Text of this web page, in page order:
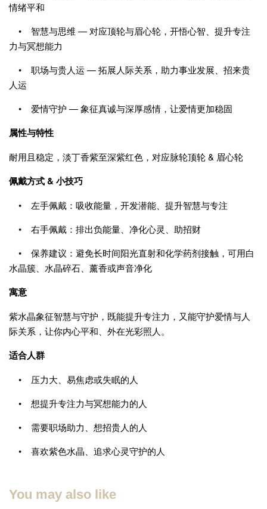
情绪平和
• 智慧与思维 — 对应顶轮与眉心轮，开悟心智、提升专注
力与冥想能力
• 职场与贵人运 — 拓展人际关系，助力事业发展、招来贵
人运
• 爱情守护 — 象征真诚与深厚感情，让爱情更加稳固
属性与特性
耐用且稳定，淡丁香紫至深紫红色，对应脉轮顶轮 & 眉心轮
佩戴方式 & 小技巧
• 左手佩戴：吸收能量，开发潜能、提升智慧与专注
• 右手佩戴：排出负能量、净化心灵、助招财
• 保养建议：避免长时间阳光直射和化学药剂接触，可用白
水晶簇、水晶碎石、薰香或声音净化
寓意
紫水晶象征智慧与守护，既能提升专注力，又能守护爱情与人
际关系，让你内心平和、外在光彩照人。
适合人群
• 压力大、易焦虑或失眠的人
• 想提升专注力与冥想能力的人
• 需要职场助力、想招贵人的人
• 喜欢紫色水晶、追求心灵守护的人
You may also like